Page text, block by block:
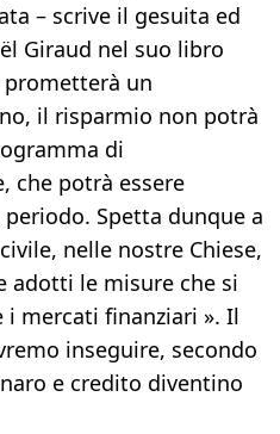
– scrive il gesuita ed
Giraud nel suo libro
prometterà un
il risparmio non potrà
di
che potrà essere
Spetta dunque a
nelle nostre Chiese,
adotti le misure che si
mercati finanziari ». Il
inseguire, secondo
e credito diventino